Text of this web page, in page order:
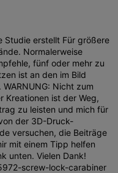
Studie erstellt Für größere
Normalerweise
fünf oder mehr zu
ist an den im Bild
Nicht zum
Kreationen ist der Weg,
zu leisten und mich für
der 3D-Druck-
versuchen, die Beiträge
mit einem Tipp helfen
unten. Vielen Dank!
screw-lock-carabiner